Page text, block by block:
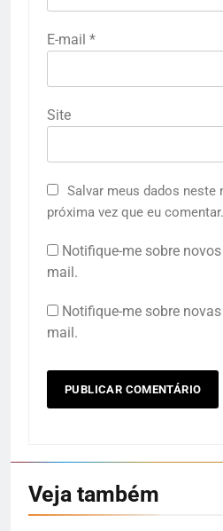
E-mail *
Site
Salvar meus dados neste
próxima vez que eu comentar.
Notifique-me sobre
mail.
Notifique-me sobre
mail.
Veja também